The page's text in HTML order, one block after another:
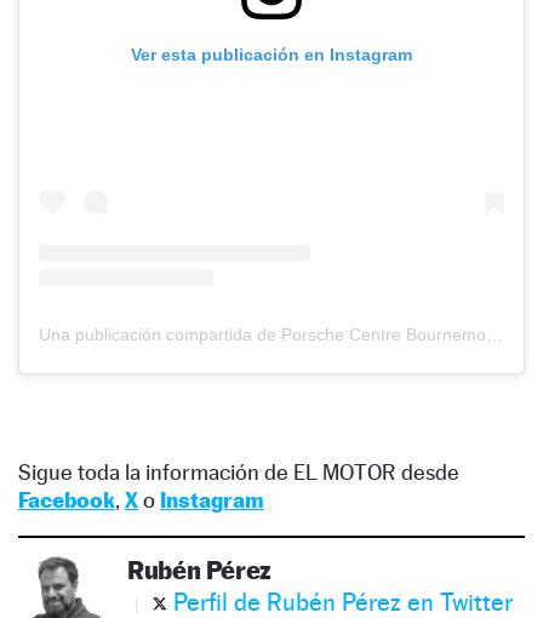
Ver esta publicación en Instagram
Sigue toda la información de EL MOTOR desde
Facebook, Xo Instagram
Rubén Pérez
Perfil de Rubén Pérez en Twitter